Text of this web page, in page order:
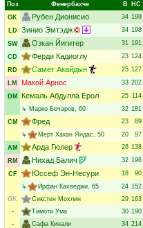
Поз Фенербахче В НC
GK
Рубен Дионисио 34 198
LD
Зинио Эмтэдж 34 198
SW
Озкан Йигитер 31 191
CD
Ферди Кадиоглу 23 124
RD
Самет Акайдын 25 127
LM
Макой Арнос 33 202
DM
Кемаль Абдулла Ерол 25 114
↳ Марко Бочаров, 60 32 181
CM
Фред 23 89
↳
Мерт Хакан Яндас, 50 20 97
AM
Арда Гюлер 26 138
RM
Нихад Балич 32 196
CF
Юссеф Эн-Несури 18 90
↳
Ирфан Кахведжи, 65 24 152
GK
Сикстен Мохлин 29 163
-
Тимоти Ума 30 190
-
Сафа Кинали 34 214